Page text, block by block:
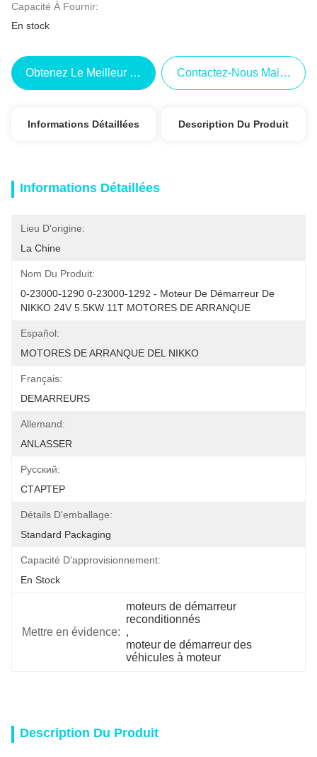
Capacité À Fournir:
En stock
Obtenez Le Meilleur Prix Contactez-Nous Maintenant
Informations Détaillées Description Du Produit
Informations Détaillées
Lieu D'origine:
La Chine
Nom Du Produit:
0-23000-1290 0-23000-1292 - Moteur De Démarreur De
NIKKO 24V 5.5KW 11T MOTORES DE ARRANQUE
Español:
MOTORES DE ARRANQUE DEL NIKKO
Français:
DEMARREURS
Allemand:
ANLASSER
Pусский:
СТАРТЕР
Détails D'emballage:
Standard Packaging
Capacité D'approvisionnement:
En Stock
Mettre en évidence:
moteurs de démarreur
reconditionnés
,
moteur de démarreur des
véhicules à moteur
Description Du Produit